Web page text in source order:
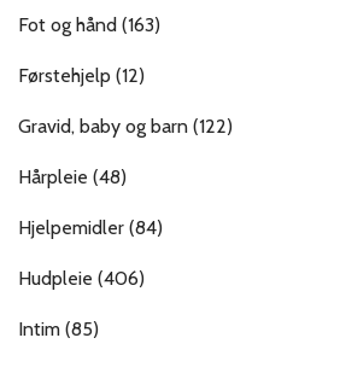
Fot og hånd (163)
Førstehjelp (12)
Gravid, baby og barn (122)
Hårpleie (48)
Hjelpemidler (84)
Hudpleie (406)
Intim (85)